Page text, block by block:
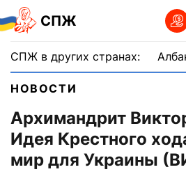
СПЖ
СПЖ в других странах:
НОВОСТИ
Архимандрит
Идея Крестного
мир для Украины